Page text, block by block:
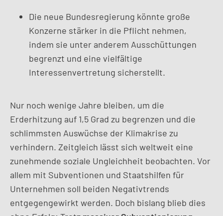
Die neue Bundesregierung könnte große
Konzerne stärker in die Pflicht nehmen,
indem sie unter anderem Ausschüttungen
begrenzt und eine vielfältige
Interessenvertretung sicherstellt.
Nur noch wenige Jahre bleiben, um die
Erderhitzung auf 1,5 Grad zu begrenzen und die
schlimmsten Auswüchse der Klimakrise zu
verhindern. Zeitgleich lässt sich weltweit eine
zunehmende soziale Ungleichheit beobachten. Vor
allem mit Subventionen und Staatshilfen für
Unternehmen soll beiden Negativtrends
entgegengewirkt werden. Doch bislang blieb dies